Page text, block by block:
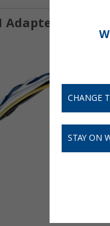
Adapter
CHANGE
STAY ON